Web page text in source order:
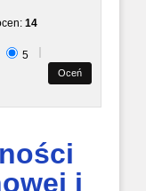
14
5
i